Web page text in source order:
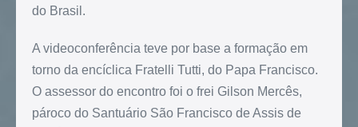
do Brasil.
A videoconferência teve por base a formação em
torno da encíclica Fratelli Tutti, do Papa Francisco.
O assessor do encontro foi o frei Gilson Mercês,
pároco do Santuário São Francisco de Assis de